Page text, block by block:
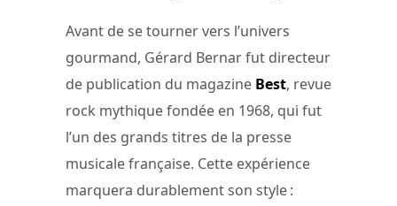
Avant de se tourner vers l’univers
gourmand, Gérard Bernar fut directeur
de publication du magazine Best, revue
rock mythique fondée en 1968, qui fut
l’un des grands titres de la presse
musicale française. Cette expérience
marquera durablement son style :